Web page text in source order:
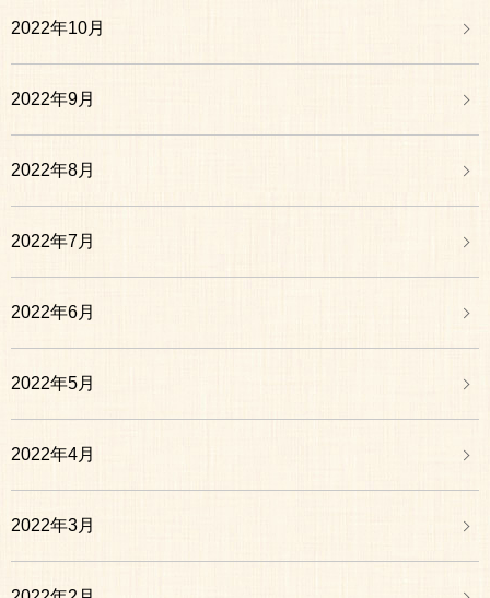
2022年10月
2022年9月
2022年8月
2022年7月
2022年6月
2022年5月
2022年4月
2022年3月